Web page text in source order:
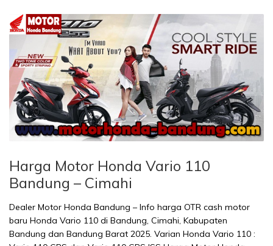
Harga Motor Honda Vario 110
Bandung – Cimahi
Dealer Motor Honda Bandung – Info harga OTR cash motor
baru Honda Vario 110 di Bandung, Cimahi, Kabupaten
Bandung dan Bandung Barat 2025. Varian Honda Vario 110 :